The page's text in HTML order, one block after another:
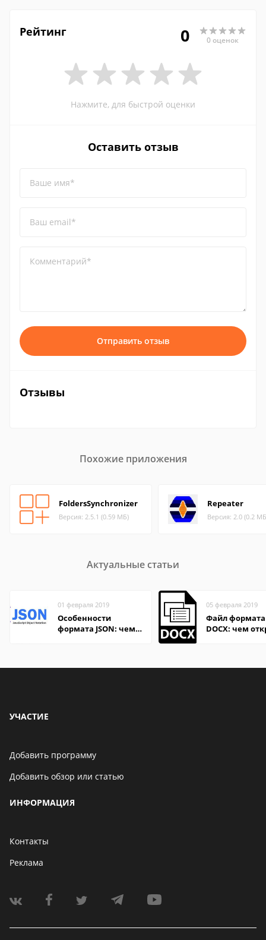
Рейтинг 0 0 оценок
Нажмите, для быстрой оценки
Оставить отзыв
Ваше имя*
Ваш email*
Комментарий*
Отправить отзыв
Отзывы
Похожие приложения
FoldersSynchronizer
Версия: 2.5.1 (0.59 МБ)
Repeater
Версия: 2.0 (0.2
Актуальные статьи
01 февраля 2019
Особенности
формата JSON: чем
05 февраля 2019
Файл формата
DOCX: чем
УЧАСТИЕ
Добавить программу
Добавить обзор или статью
ИНФОРМАЦИЯ
Контакты
Реклама